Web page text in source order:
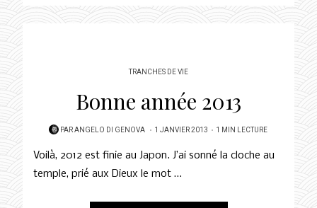
TRANCHES DE VIE
Bonne année 2013
PARANGELO DI GENOVA
POSTED
1 JANVIER 2013 1 MIN LECTURE
Voilà, 2012 est finie au Japon. J’ai sonné la cloche au
temple, prié aux Dieux le mot …